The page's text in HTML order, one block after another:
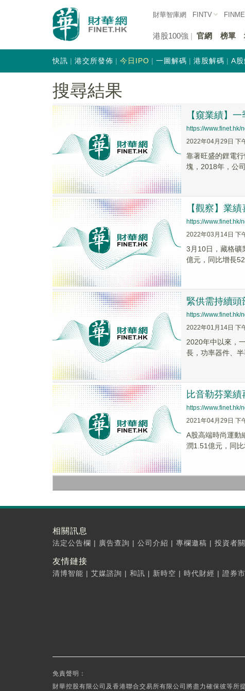
財華智庫網 FINTV
港股100強 官網 榜單
快訊 港交所發佈 今日IPO 一圖解碼 港股解碼 A
搜尋結果
【窺業績】
https://
2022年04月29日 下
靠著旺盛的鋰電
塊，2018年，公
【觀察】業
https://www.finet.hk/
2022年03月14日 下
3月10日，藏格礦
億元，同比增長
緊供需持續
https://www.finet.hk/
2022年01月14日 下
2020年中以來，
長，功率器件、
比音勒芬業
https://www.finet.hk/
2021年04月29日 下
A股高端時尚運動
潤1.51億元，同比
相關訊息
法定公告欄 | 廣告查詢 | 公司介紹 | 專欄邀稿 | 投資者
友情鏈接
清博智能 | 艾媒諮詢 | 和訊 | 新時空 | 時代財經 | 證券
免責聲明：
財華控股有限公司及香港聯合交易所有限公司將盡力確保彼等所